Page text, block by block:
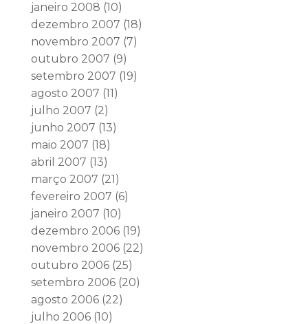
janeiro 2008 (10)
dezembro 2007 (18)
novembro 2007 (7)
outubro 2007 (9)
setembro 2007 (19)
agosto 2007 (11)
julho 2007 (2)
junho 2007 (13)
maio 2007 (18)
abril 2007 (13)
março 2007 (21)
fevereiro 2007 (6)
janeiro 2007 (10)
dezembro 2006(19)
novembro 2006(22)
outubro 2006(25)
setembro 2006(20)
agosto 2006(22)
julho 2006(10)